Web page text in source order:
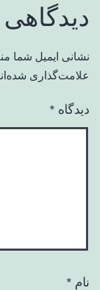
نشانی ایمیل شما
علامت‌گذاری
دیدگاه *
نام *